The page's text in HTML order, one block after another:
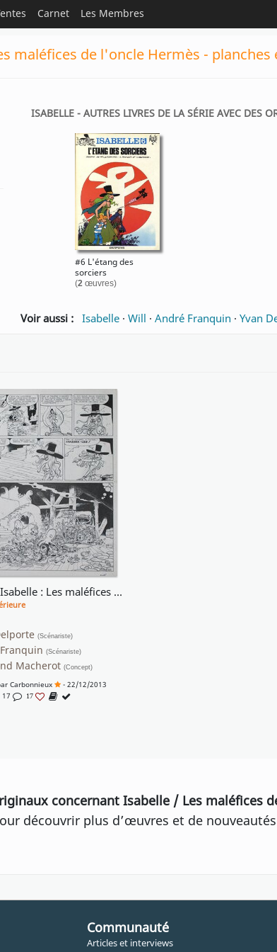
Carnet Les Membres
maléfices de l'oncle Hermès -
ISABELLE - AUTRES LIVRES DE LA SÉRIE AVEC DES
#6 L'étang des
sorciers
(2œuvres)
Voir aussi : Isabelle ·Will ·André Franquin ·Yvan
1975 - Isabelle : Les maléfices de l'Oncle Hermès *
(Scénariste)
(Scénariste)
Macherot (Concept)
Carbonnieux
- 22/12/2013
17 17
concernant Isabelle / Les maléfices
découvrir plus d’œuvres et de
Communauté
Articles et interviews